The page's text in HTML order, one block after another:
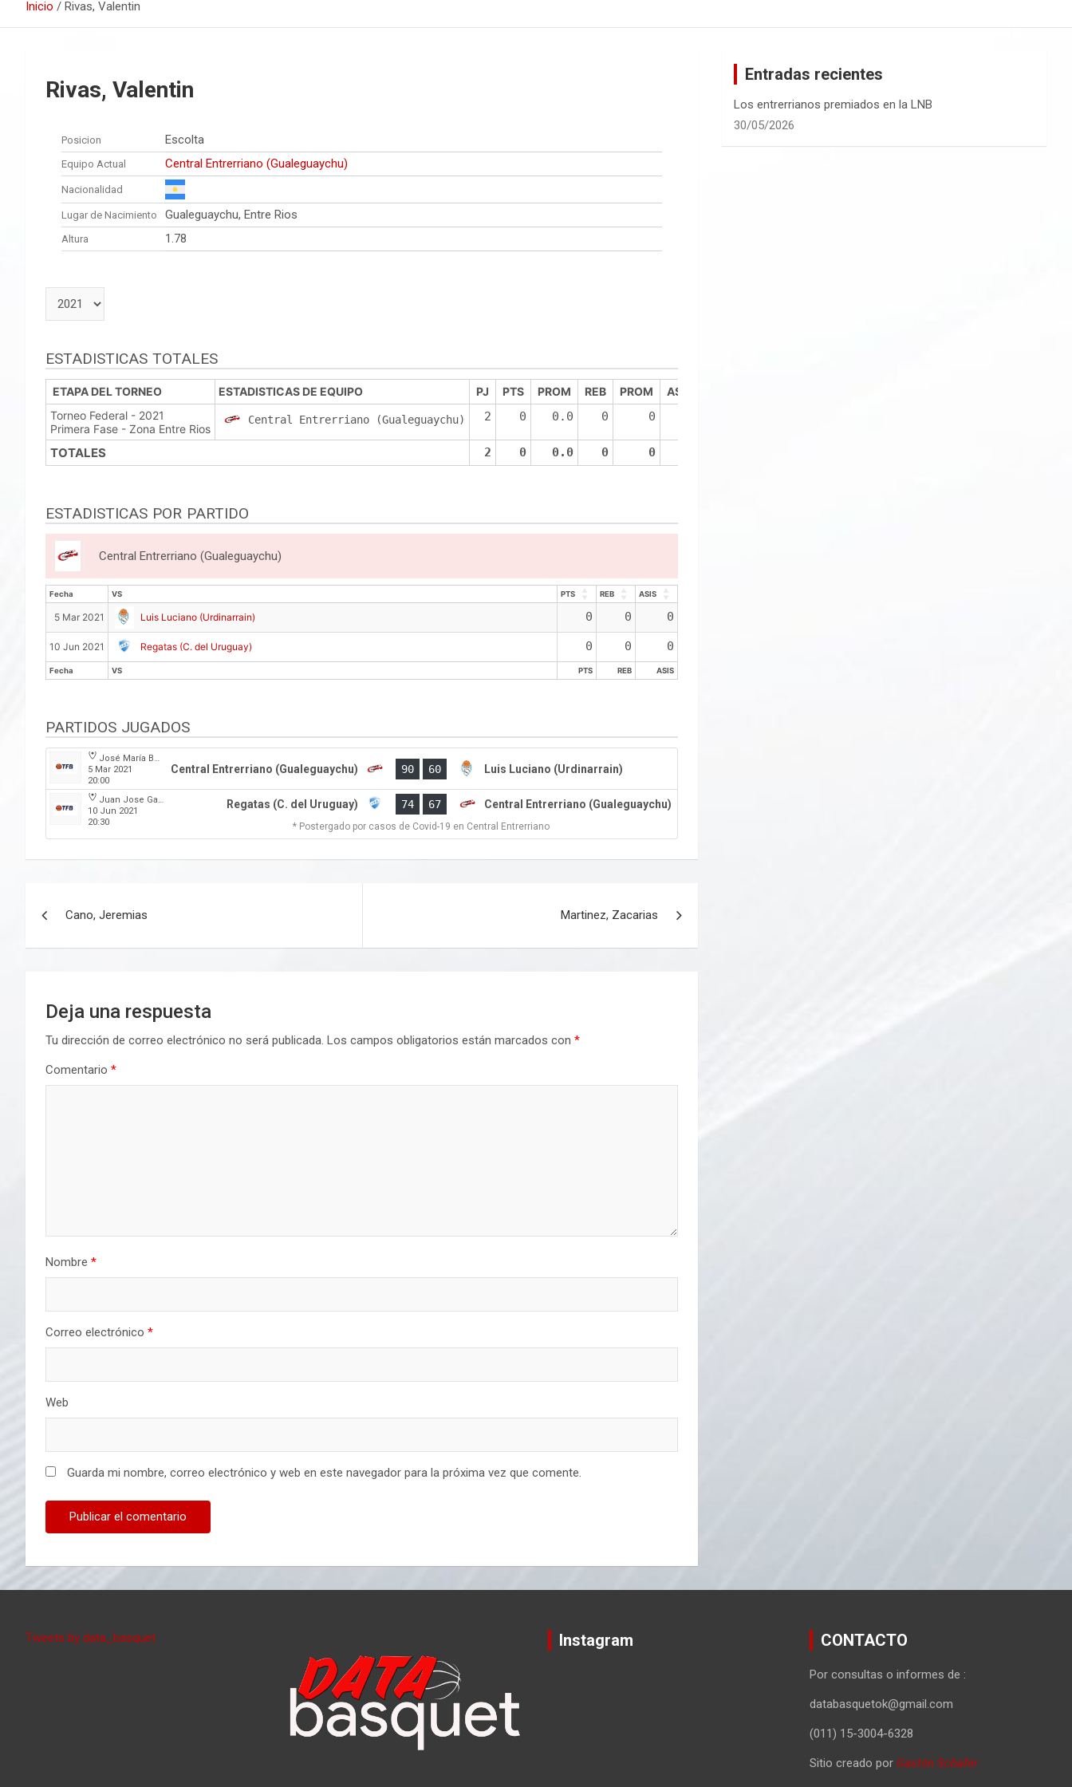
Inicio Rivas, Valentin
Rivas, Valentin
Posicion Escolta
Equipo Actual Central Entrerriano (Gualeguaychu)
Nacionalidad
Lugar de Nacimiento Gualeguaychu, Entre Rios
Altura 1.78
ESTADISTICAS TOTALES
ETAPA DEL TORNEO ESTADISTICAS DE EQUIPO PJ PTS PROM REB PROM ASIS
Torneo Federal - 2021
Primera Fase - Zona Entre Rios
Central Entrerriano (Gualeguaychu) 2 0 0.0 0 0
TOTALES 2 0 0.0 0 0
ESTADISTICAS POR PARTIDO
Central Entrerriano (Gualeguaychu)
Fecha VS PTS REB
ASIS
VS
Fecha VS PTS REB ASIS
5 Mar 2021 Luis Luciano (Urdinarrain) 0 0 0
10 Jun 2021 Regatas (C. del Uruguay) 0 0 0
Fecha VS PTS REB ASIS
PARTIDOS JUGADOS
José María Bertora
5 Mar 2021
20:00
Central Entrerriano (Gualeguaychu) 90 60 Luis Luciano (Urdinarrain)
Juan Jose Garro
10 Jun 2021
20:30
Regatas (C. del Uruguay) 74 67 Central Entrerriano (Gualeguaychu)
* Postergado por casos de Covid-19 en Central Entrerriano
Cano, Jeremias Martinez, Zacarias
Deja una respuesta
Tu dirección de correo electrónico no será publicada. Los campos obligatorios están marcados con *
Comentario *
Nombre *
Correo electrónico *
Web
Guarda mi nombre, correo electrónico y web en este navegador para la próxima vez que comente.
Entradas recientes
Los entrerrianos premiados en la LNB
30/05/2026
Tweets by data_basquet Instagram CONTACTO
Por consultas o informes de :
databasquetok@gmail.com
(011) 15-3004-6328
Sitio creado por Gastón Schafer